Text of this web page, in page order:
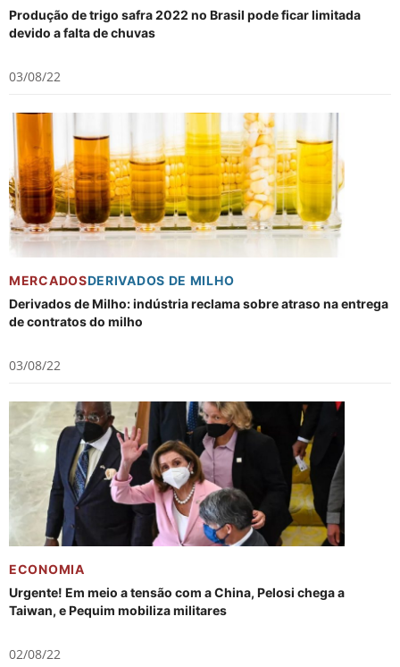
Produção de trigo safra 2022 no Brasil pode ficar limitada
devido a falta de chuvas
03/08/22
MERCADOSDERIVADOS DE MILHO
Derivados de Milho: indústria reclama sobre atraso na entrega
de contratos do milho
03/08/22
ECONOMIA
Urgente! Em meio a tensão com a China, Pelosi chega a
Taiwan, e Pequim mobiliza militares
02/08/22